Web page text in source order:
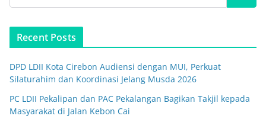
Recent Posts
DPD LDII Kota Cirebon Audiensi dengan MUI, Perkuat
Silaturahim dan Koordinasi Jelang Musda 2026
PC LDII Pekalipan dan PAC Pekalangan Bagikan Takjil kepada
Masyarakat di Jalan Kebon Cai